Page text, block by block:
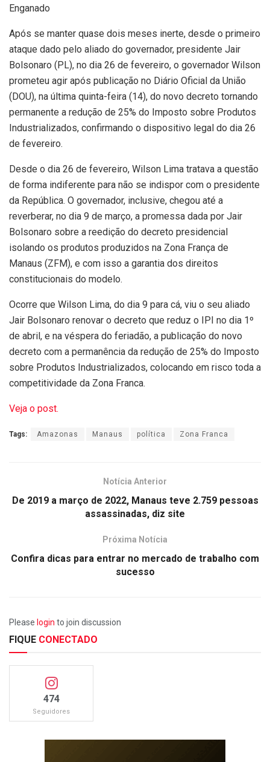
Enganado
Após se manter quase dois meses inerte, desde o primeiro
ataque dado pelo aliado do governador, presidente Jair
Bolsonaro (PL), no dia 26 de fevereiro, o governador Wilson
prometeu agir após publicação no Diário Oficial da União
(DOU), na última quinta-feira (14), do novo decreto tornando
permanente a redução de 25% do Imposto sobre Produtos
Industrializados, confirmando o dispositivo legal do dia 26
de fevereiro.
Desde o dia 26 de fevereiro, Wilson Lima tratava a questão
de forma indiferente para não se indispor com o presidente
da República. O governador, inclusive, chegou até a
reverberar, no dia 9 de março, a promessa dada por Jair
Bolsonaro sobre a reedição do decreto presidencial
isolando os produtos produzidos na Zona França de
Manaus (ZFM), e com isso a garantia dos direitos
constitucionais do modelo.
Ocorre que Wilson Lima, do dia 9 para cá, viu o seu aliado
Jair Bolsonaro renovar o decreto que reduz o IPI no dia 1º
de abril, e na véspera do feriadão, a publicação do novo
decreto com a permanência da redução de 25% do Imposto
sobre Produtos Industrializados, colocando em risco toda a
competitividade da Zona Franca.
Veja o post.
Tags: Amazonas Manaus política Zona Franca
Notícia Anterior
De 2019 a março de 2022, Manaus teve 2.759 pessoas
assassinadas, diz site
Próxima Notícia
Confira dicas para entrar no mercado de trabalho com
sucesso
Please login to join discussion
FIQUE CONECTADO
474
Seguidores